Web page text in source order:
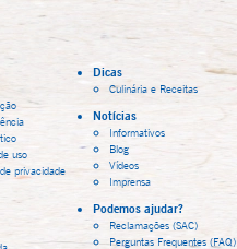
uso
privacidade
Dicas
Culinária e Receitas
Notícias
Informativos
Blog
Vídeos
Imprensa
Podemos ajudar?
Reclamações (SAC)
Perguntas Frequentes (FAQ)